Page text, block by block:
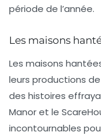
période de l’année.
Les maisons
Les maisons
leurs productions
des histoires
Manoret le
incontournables